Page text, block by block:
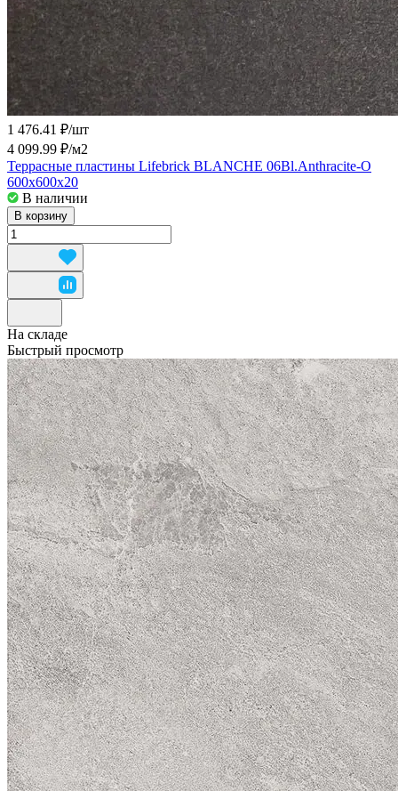
1 476.41 ₽/шт
4 099.99 ₽/м2
Террасные пластины Lifebrick BLANCHE 06Bl.Anthracite-О
600x600x20
В наличии
В корзину
На складе
Быстрый просмотр